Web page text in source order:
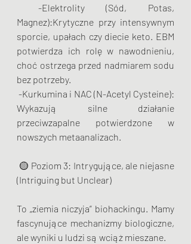
Magnez):Krytyczne przy intensywnym
sporcie, upałach czy diecie keto. EBM
potwierdza ich rolę w nawodnieniu,
choć ostrzega przed nadmiarem sodu
bez potrzeby.
-Kurkumina i NAC (N-Acetyl Cysteine):
Wykazują silne działanie
przeciwzapalne potwierdzone w
nowszych metaanalizach.
(Intriguing but Unclear)
To „ziemia niczyja” biohackingu. Mamy
fascynujące mechanizmy biologiczne,
ale wyniki u ludzi są wciąż mieszane.